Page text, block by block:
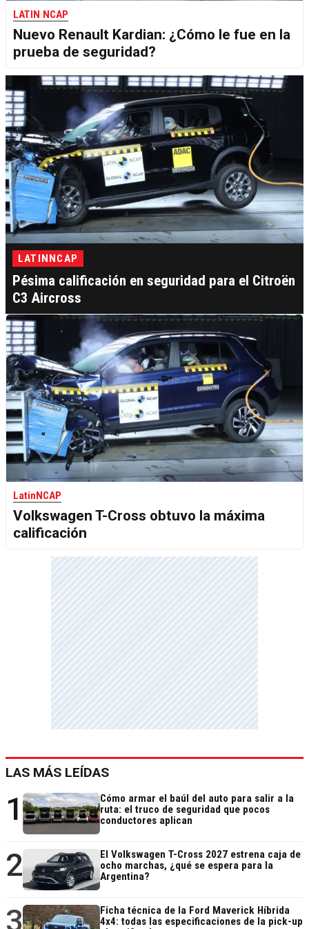
LATIN NCAP
Nuevo Renault Kardian: ¿Cómo le fue en la
prueba de seguridad?
LATINNCAP
Pésima calificación en seguridad para el Citroën
C3 Aircross
LatinNCAP
Volkswagen T-Cross obtuvo la máxima
calificación
LAS MÁS LEÍDAS
1
Cómo armar el baúl del auto para salir a la
ruta: el truco de seguridad que pocos
conductores aplican
2
El Volkswagen T-Cross 2027 estrena caja de
ocho marchas, ¿qué se espera para la
Argentina?
3
Ficha técnica de la Ford Maverick Híbrida
4x4: todas las especificaciones de la pick-up